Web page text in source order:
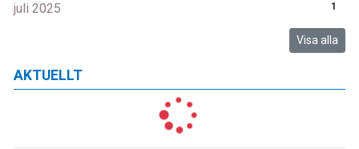
juli 2025 1
Visa alla
AKTUELLT